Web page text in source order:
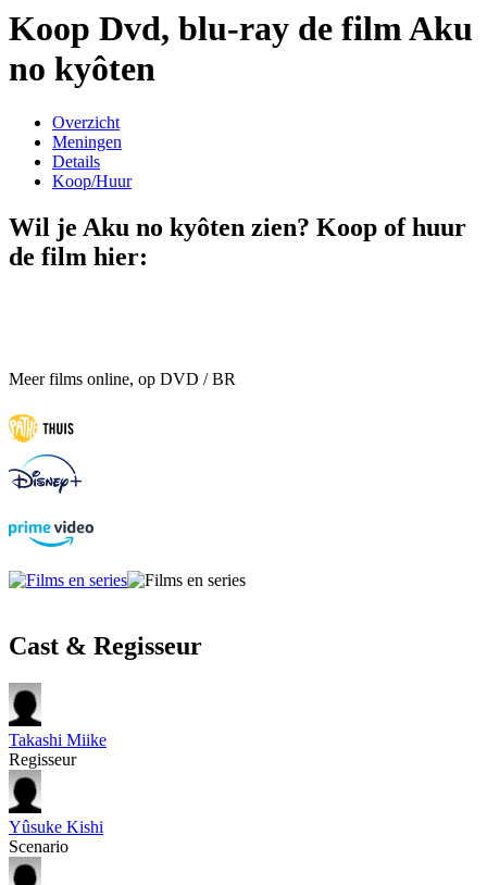
Koop Dvd, blu-ray de film Aku
no kyôten
Overzicht
Meningen
Details
Koop/Huur
Wil je Aku no kyôten zien? Koop of huur
de film hier:
Meer films online, op DVD / BR
Cast & Regisseur
Takashi Miike
Regisseur
Yûsuke Kishi
Scenario